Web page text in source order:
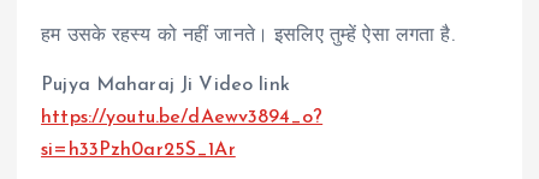
हम उसके रहस्य को नहीं जानते। इसलिए तुम्हें ऐसा लगता है.
Pujya Maharaj Ji Video link
https://youtu.be/dAewv3894_o?
si=h33Pzh0ar25S_1Ar